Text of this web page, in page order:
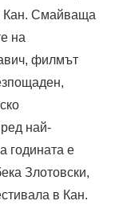
Кан. Смайваща
на
филмът
най-
годината е
Злотовски,
в Кан.